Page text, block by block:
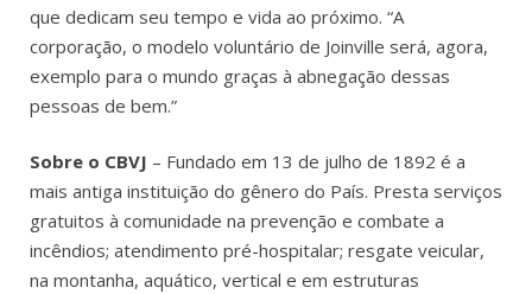
que dedicam seu tempo e vida ao próximo. “A
corporação, o modelo voluntário de Joinville será, agora,
exemplo para o mundo graças à abnegação dessas
pessoas de bem.”
Sobre o CBVJ – Fundado em 13 de julho de 1892 é a
mais antiga instituição do gênero do País. Presta serviços
gratuitos à comunidade na prevenção e combate a
incêndios; atendimento pré-hospitalar; resgate veicular,
na montanha, aquático, vertical e em estruturas